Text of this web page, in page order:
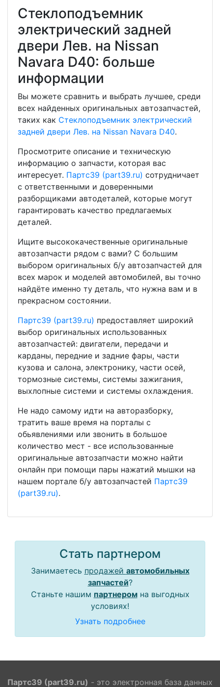
Стеклоподъемник
электрический задней
двери Лев. на Nissan
Navara D40: больше
информации
Вы можете сравнить и выбрать лучшее, среди
всех найденных оригинальных автозапчастей,
таких как Стеклоподъемник электрический
задней двери Лев. на Nissan Navara D40.
Просмотрите описание и техническую
информацию о запчасти, которая вас
интересует. Партс39 (part39.ru) сотрудничает
с ответственными и доверенными
разборщиками автодеталей, которые могут
гарантировать качество предлагаемых
деталей.
Ищите высококачественные оригинальные
автозапчасти рядом с вами? С большим
выбором оригинальных б/у автозапчастей для
всех марок и моделей автомобилей, вы точно
найдёте именно ту деталь, что нужна вам и в
прекрасном состоянии.
Партс39 (part39.ru) предоставляет широкий
выбор оригинальных использованных
автозапчастей: двигатели, передачи и
карданы, передние и задние фары, части
кузова и салона, электронику, части осей,
тормозные системы, системы зажигания,
выхлопные системи и системы охлаждения.
Не надо самому идти на авторазборку,
тратить ваше время на порталы с
обьявлениями или звонить в большое
количество мест - все использованные
оригинальные автозапчасти можно найти
онлайн при помощи пары нажатий мышки на
нашем портале б/у автозапчастей Партс39
(part39.ru).
Стать партнером
Занимаетесь продажей автомобильных
запчастей?
Станьте нашим партнеромна выгодных
условиях!
Узнать подробнее
Партс39 (part39.ru) - это электронная база данных